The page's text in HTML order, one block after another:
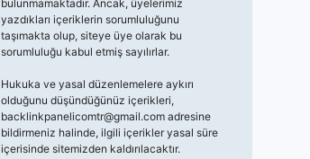
bulunmamaktadır. Ancak, üyelerimiz
yazdıkları içeriklerin sorumluluğunu
taşımakta olup, siteye üye olarak bu
sorumluluğu kabul etmiş sayılırlar.
Hukuka ve yasal düzenlemelere aykırı
olduğunu düşündüğünüz içerikleri,
backlinkpanelicomtr@gmail.comadresine
bildirmeniz halinde, ilgili içerikler yasal süre
içerisinde sitemizden kaldırılacaktır.